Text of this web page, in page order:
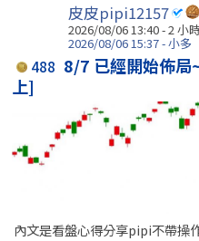
皮皮pipi12157
2026/08/06 13:40 -2 小
2026/08/06 15:37 - 小多
488 8/7 已經開始佈
上]
內文是看盤心得分享pipi不帶操